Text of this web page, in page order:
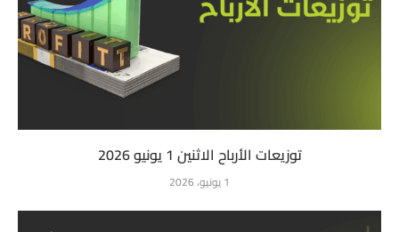
توزيعات الأرباح الاثنين 1 يونيو 2026
1 يونيو، 2026